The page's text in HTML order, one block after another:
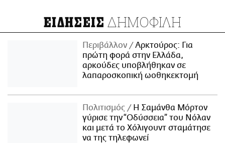
ΕΙΔΗΣΕΙΣ ΔΗΜΟΦΙΛΗ
Περιβάλλον
Αρκτούρος: Για
πρώτη φορά στην Ελλάδα,
αρκούδες υποβλήθηκαν σε
λαπαροσκοπική ωοθηκεκτομή
Πολιτισμός
Η Σαμάνθα Μόρτον
γύρισε την “Οδύσσεια” του Νόλαν
και μετά το Χόλιγουντ σταμάτησε
να της τηλεφωνεί